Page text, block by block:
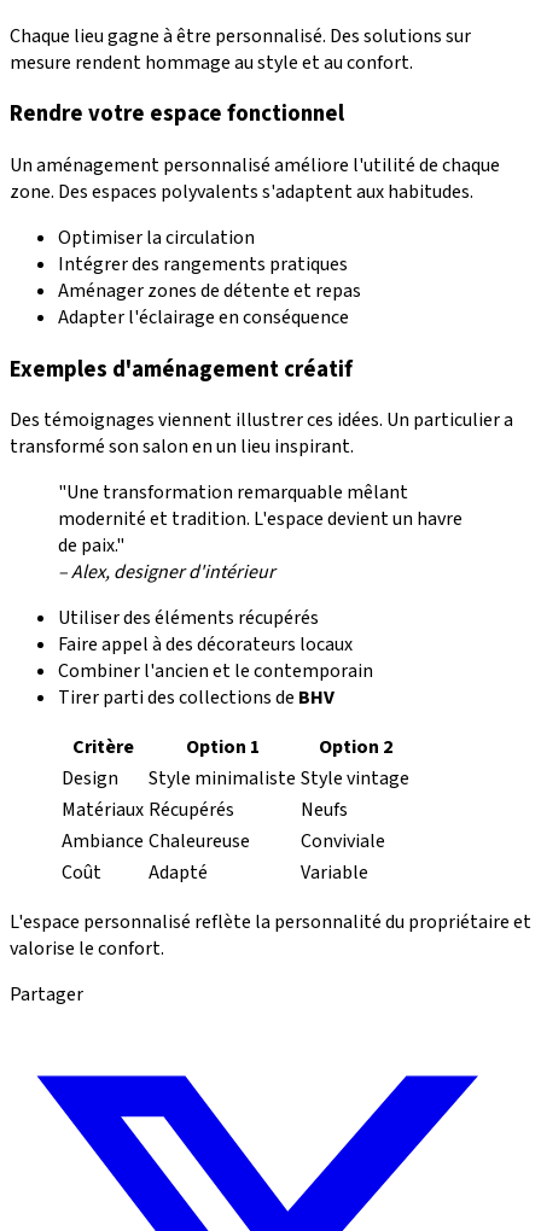
Chaque lieu gagne à être personnalisé. Des solutions sur
mesure rendent hommage au style et au confort.
Rendre votre espace fonctionnel
Un aménagement personnalisé améliore l'utilité de chaque
zone. Des espaces polyvalents s'adaptent aux habitudes.
Optimiser la circulation
Intégrer des rangements pratiques
Aménager zones de détente et repas
Adapter l'éclairage en conséquence
Exemples d'aménagement créatif
Des témoignages viennent illustrer ces idées. Un particulier a
transformé son salon en un lieu inspirant.
"Une transformation remarquable mêlant
modernité et tradition. L'espace devient un havre
de paix."
– Alex, designer d'intérieur
Utiliser des éléments récupérés
Faire appel à des décorateurs locaux
Combiner l'ancien et le contemporain
Tirer parti des collections de BHV
Critère
Option 1
Option 2
Design
Style minimaliste Style vintage
Matériaux Récupérés
Neufs
Ambiance Chaleureuse
Conviviale
Coût
Adapté
Variable
L'espace personnalisé reflète la personnalité du propriétaire et
valorise le confort.
Partager